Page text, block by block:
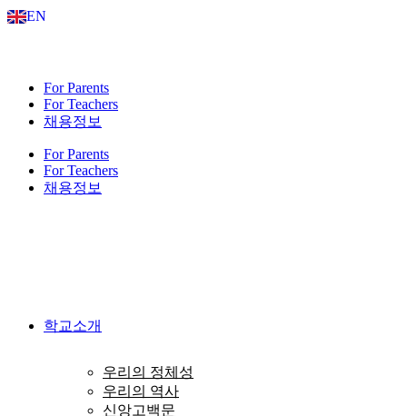
SkipEN
For Parents
For Teachers
채용정보
For Parents
For Teachers
채용정보
학교소개
우리의 정체성
우리의 역사
신앙고백문